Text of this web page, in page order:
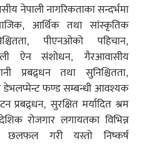
नेपाली नागरिकताका सन्दर्भमा
आर्थिक तथा सांस्कृतिक
पीएनओको पहिचान,
ऐन संशोधन, गैरआवासीय
प्रबद्र्धन तथा सुनिश्चितता,
फण्ड सम्बन्धी आवश्यक
प्रबद्र्धन, सुरक्षित मर्यादित श्रम
रोजगार लगायतका विभिन्न
छलफल गरी यस्तो निष्कर्ष